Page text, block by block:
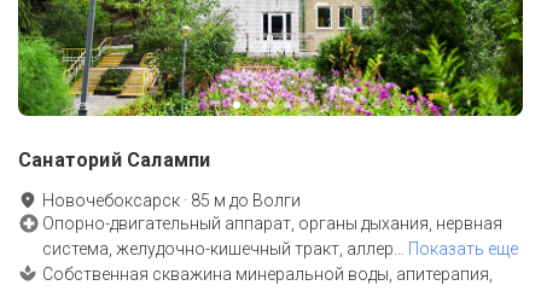
Санаторий Салампи
Новочебоксарск · 85 м до Волги
Опорно-двигательный аппарат, органы дыхания, нервная
система, желудочно-кишечный тракт, аллер
Показать еще
Собственная скважина минеральной воды, апитерапия,